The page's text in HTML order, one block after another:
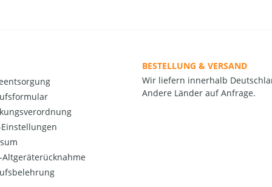
BESTELLUNG & VERSAND
Wir liefern innerhalb
Andere Länder auf Anfrage.